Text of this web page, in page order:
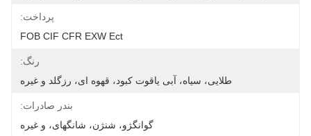
پرداخت:
FOB CIF CFR EXW Ect
رنگ:
طلایی، سیاه، آبی یاقوت کبود، قهوه ای، رزگلد و غیره
بندر صادرات:
گوانگژو، شنژن، شانگهای، و غیره